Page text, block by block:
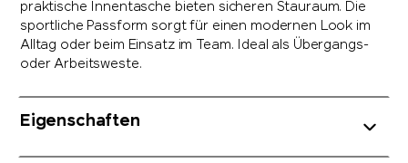
praktische Innentasche bieten sicheren Stauraum. Die
sportliche Passform sorgt für einen modernen Look im
Alltag oder beim Einsatz im Team. Ideal als Übergangs-
oder Arbeitsweste.
Eigenschaften